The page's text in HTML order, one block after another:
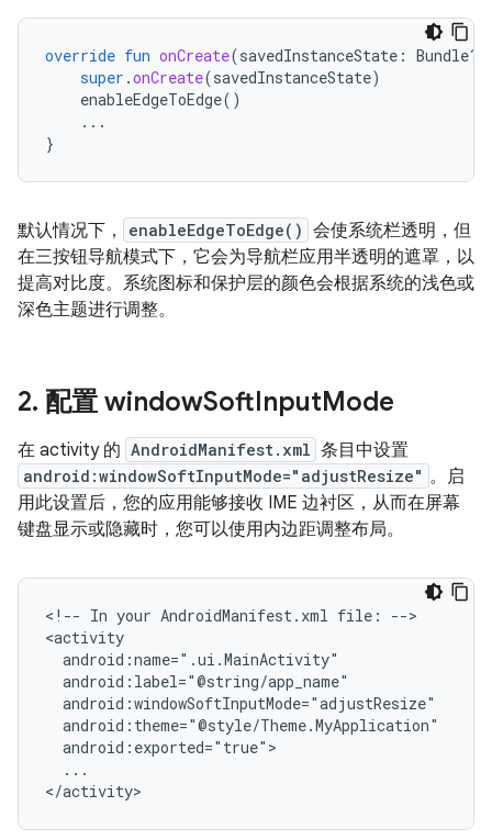
override fun onCreate(savedInstanceState : Bundle?)
super .onCreate(savedInstanceState)
enableEdgeToEdge()
...
}
默认情况下， enableEdgeToEdge() 会使系统栏透明，但
在三按钮导航模式下，它会为导航栏应用半透明的遮罩，以
提高对比度。系统图标和保护层的颜色会根据系统的浅色或
深色主题进行调整。
2. 配置 windowSoftInputMode
在 activity 的 AndroidManifest.xml 条目中设置
android:windowSoftInputMode="adjustResize" 。启
用此设置后，您的应用能够接收 IME 边衬区，从而在屏幕
键盘显示或隐藏时，您可以使用内边距调整布局。
<!-- In your AndroidManifest.xml file:
-->
...